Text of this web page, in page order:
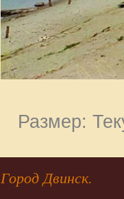
Размер:
Город Двинск.